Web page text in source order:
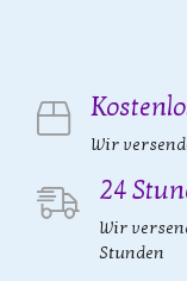
Wir
24
Wir
Stunden